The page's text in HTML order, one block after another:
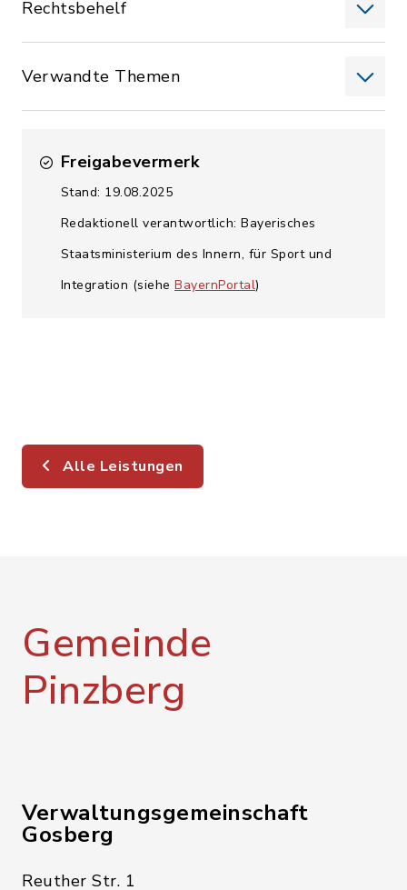
Rechtsbehelf
Verwandte Themen
Freigabevermerk
Stand: 19.08.2025
Redaktionell verantwortlich: Bayerisches
Staatsministerium des Innern, für Sport und
Integration (siehe BayernPortal)
Alle Leistungen
Gemeinde
Pinzberg
Verwaltungsgemeinschaft
Gosberg
Reuther Str. 1